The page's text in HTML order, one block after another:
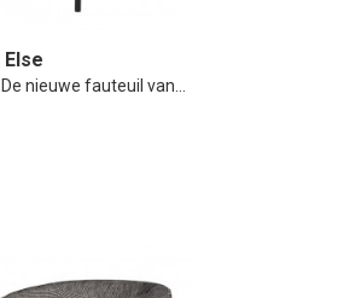
nieuwe fauteuil van…